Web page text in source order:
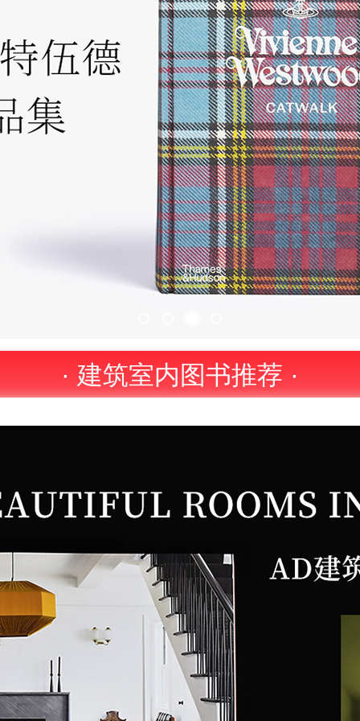
· 建筑室内图书推荐 ·